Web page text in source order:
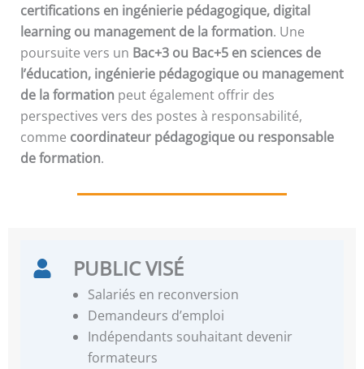
certifications en ingénierie pédagogique, digital
learning ou management de la formation. Une
poursuite vers un Bac+3 ou Bac+5 en sciences de
l’éducation, ingénierie pédagogique ou management
de la formation peut également offrir des
perspectives vers des postes à responsabilité,
comme coordinateur pédagogique ou responsable
de formation.
PUBLIC VISÉ
Salariés en reconversion
Demandeurs d’emploi
Indépendants souhaitant devenir
formateurs